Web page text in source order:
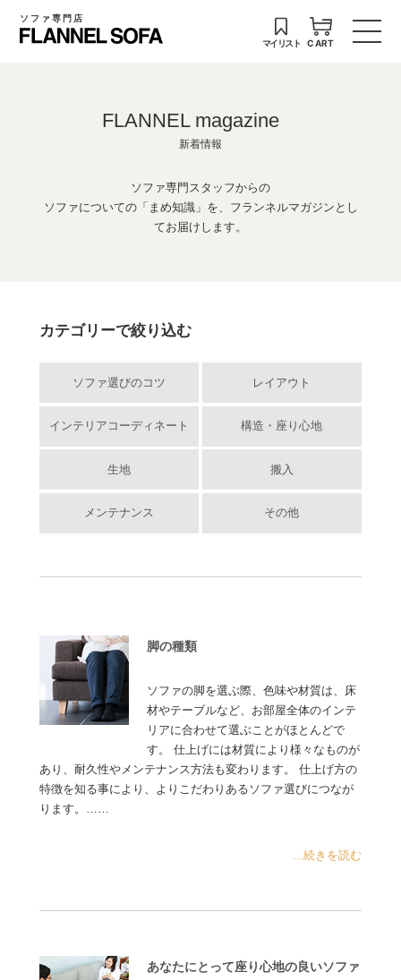
ソファ専門店
マイリスト CART
FLANNEL magazine
新着情報
ソファ専門スタッフからの
ソファについての「まめ知識」を、フランネルマガジンとし
てお届けします。
カテゴリーで絞り込む
ソファ選びのコツ レイアウト
インテリアコーディネート 構造・座り心地
生地 搬入
メンテナンス その他
脚の種類
ソファの脚を選ぶ際、色味や材質は、床
材やテーブルなど、お部屋全体のインテ
リアに合わせて選ぶことがほとんどで
す。 仕上げには材質により様々なものが
あり、耐久性やメンテナンス方法も変わります。 仕上げ方の
特徴を知る事により、よりこだわりあるソファ選びにつなが
ります。……
...続きを読む
あなたにとって座り心地の良いソファ